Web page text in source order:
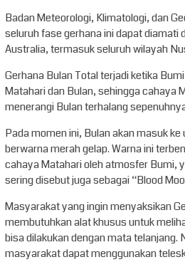
Badan Meteorologi, Klimatologi, dan
seluruh fase gerhana ini dapat diamati
Australia, termasuk seluruh wilayah
Gerhana Bulan Total terjadi ketika
Matahari dan Bulan, sehingga cahaya
menerangi Bulan terhalang
Pada momen ini, Bulan akan masuk
berwarna merah gelap. Warna ini
cahaya Matahari oleh atmosfer Bumi,
sering disebut juga sebagai “Blood
Masyarakat yang ingin menyaksikan
membutuhkan alat khusus untuk
bisa dilakukan dengan mata telanjang.
masyarakat dapat menggunakan